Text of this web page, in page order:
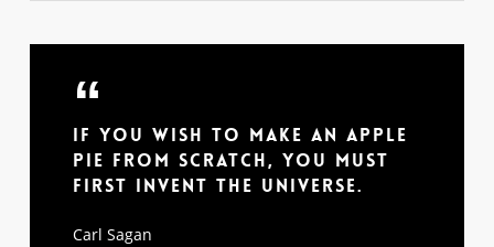
If you wish to make an apple
pie from scratch, you must
first invent the universe.
Carl Sagan